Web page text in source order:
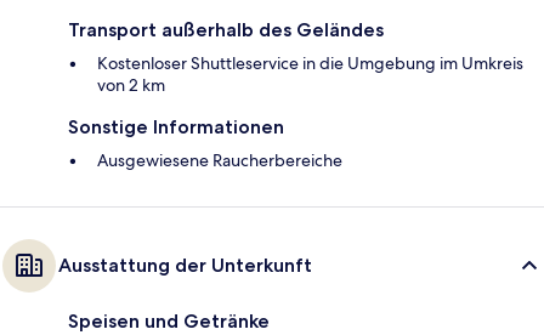
Transport außerhalb des Geländes
Kostenloser Shuttleservice in die Umgebung im Umkreis
von 2 km
Sonstige Informationen
Ausgewiesene Raucherbereiche
Ausstattung der Unterkunft
Speisen und Getränke